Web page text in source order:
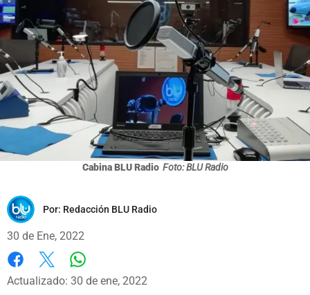
Cabina BLU Radio Foto: BLU Radio
Por: Redacción BLU Radio
30 de Ene, 2022
Facebook
X
Actualizado: 30 de ene, 2022